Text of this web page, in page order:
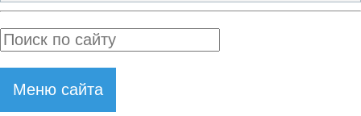
Меню сайта